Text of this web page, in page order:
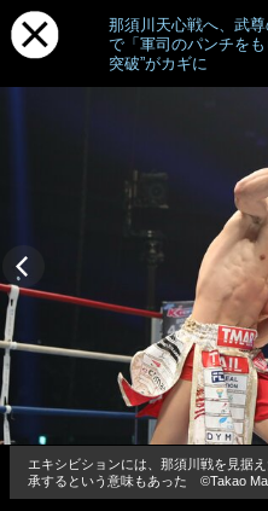
那須川天心戦へ、武
で「軍司のパンチを
突破”がカギに
エキシビションには、那須川戦を見据
承するという意味もあった ©Takao